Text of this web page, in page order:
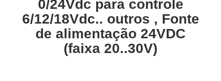
0/24Vdc para controle
6/12/18Vdc.. outros , Fonte
de alimentação 24VDC
(faixa 20..30V)